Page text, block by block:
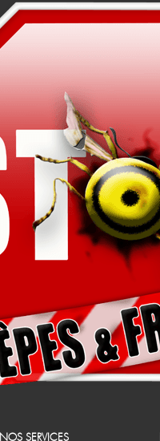
NOS SERVICES